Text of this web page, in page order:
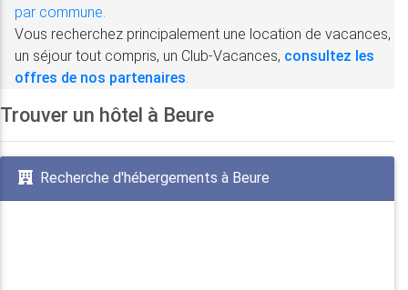
par commune.
Vous recherchez principalement une location de vacances,
un séjour tout compris, un Club-Vacances, consultez les
offres de nos partenaires
Trouver un hôtel à Beure
Recherche d'hébergements à Beure